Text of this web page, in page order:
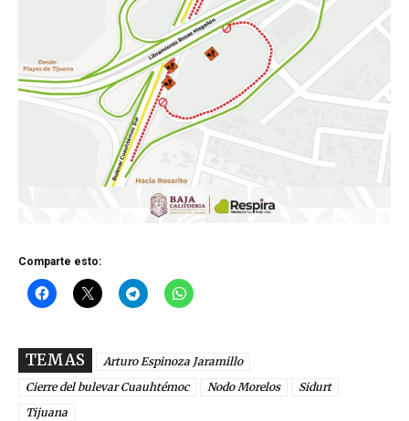
Comparte esto:
TEMAS
Arturo Espinoza Jaramillo
Cierre del bulevar Cuauhtémoc
Nodo Morelos
Sidurt
Tijuana